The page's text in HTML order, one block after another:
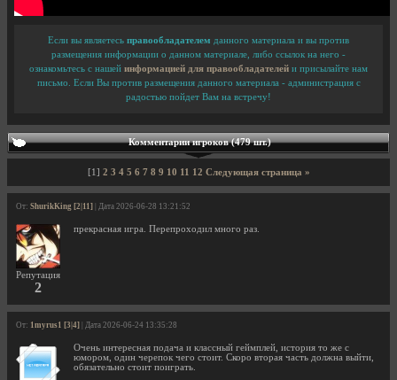
Если вы являетесь правообладателем данного материала и вы против
размещения информации о данном материале, либо ссылок на него -
ознакомьтесь с нашей информацией для правообладателей и присылайте нам
письмо. Если Вы против размещения данного материала - администрация с
радостью пойдет Вам на встречу!
Комментарии игроков (479 шт.)
[1] 2 3 4 5 6 7 8 9 10 11 12 Следующая страница »
От: ShurikKing [2|11] | Дата 2026-06-28 13:21:52
Репутация
2
прекрасная игра. Перепроходил много раз.
От: 1myrus1 [3|4] | Дата 2026-06-24 13:35:28
Очень интересная подача и классный геймплей, история то же с
юмором, один черепок чего стоит. Скоро вторая часть должна выйти,
обязательно стоит поиграть.